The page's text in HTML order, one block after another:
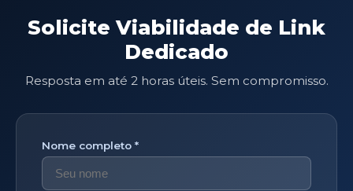
Solicite Viabilidade de Link
Dedicado
Resposta em até 2 horas úteis. Sem compromisso.
Nome completo *